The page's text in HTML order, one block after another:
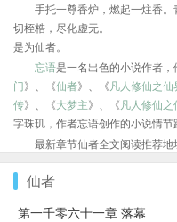
手托一尊香炉，燃起一炷香
切桎梏，尽化虚无。
是为仙者。
忘语是一名出色的小说作者
门》、《仙者》、《凡人修仙之仙
传》、《大梦主》、《凡人修仙之
字珠玑，作者忘语创作的小说情节
最新章节仙者全文阅读推荐
仙者
第一千零六十一章 落幕